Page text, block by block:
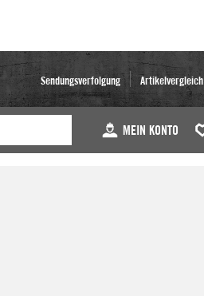
Sendungsverfolgung Artikelvergleich
MEIN KONTO